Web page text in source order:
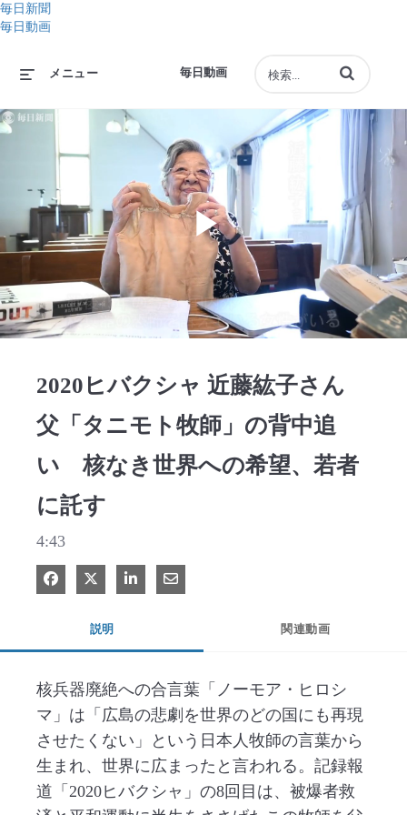
毎日新聞
毎日動画
毎日動画
メニュー 動画の検索語句
Play
2020ヒバクシャ 近藤紘子さん
父「タニモト牧師」の背中追
い 核なき世界への希望、若者
に託す
4:43
Facebook で共有
Xで共有する
LinkedIn で共有
電子メールで共有
説明 関連動画
核兵器廃絶への合言葉「ノーモア・ヒロシ
マ」は「広島の悲劇を世界のどの国にも再現
させたくない」という日本人牧師の言葉から
生まれ、世界に広まったと言われる。記録報
道「2020ヒバクシャ」の8回目は、被爆者救